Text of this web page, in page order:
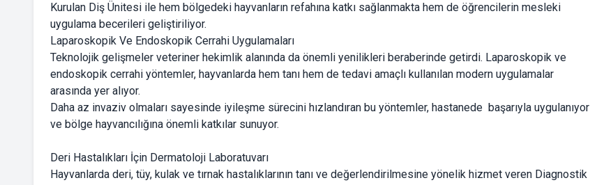
Kurulan Diş Ünitesi ile hem bölgedeki hayvanların refahına katkı sağlanmakta hem de öğrencilerin mesleki
uygulama becerileri geliştiriliyor.
Laparoskopik Ve Endoskopik Cerrahi Uygulamaları
Teknolojik gelişmeler veteriner hekimlik alanında da önemli yenilikleri beraberinde getirdi. Laparoskopik ve
endoskopik cerrahi yöntemler, hayvanlarda hem tanı hem de tedavi amaçlı kullanılan modern uygulamalar
arasında yer alıyor.
Daha az invaziv olmaları sayesinde iyileşme sürecini hızlandıran bu yöntemler, hastanede başarıyla uygulanıyor
ve bölge hayvancılığına önemli katkılar sunuyor.
Deri Hastalıkları İçin Dermatoloji Laboratuvarı
Hayvanlarda deri, tüy, kulak ve tırnak hastalıklarının tanı ve değerlendirilmesine yönelik hizmet veren Diagnostik